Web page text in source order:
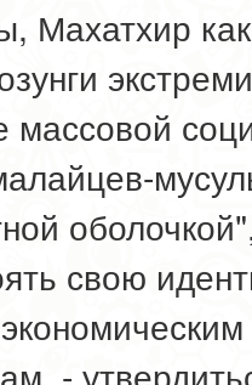
Махатхир
свою
-